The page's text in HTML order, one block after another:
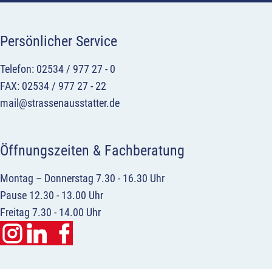
Persönlicher Service
Telefon: 02534 / 977 27 - 0
FAX: 02534 / 977 27 - 22
mail@strassenausstatter.de
Öffnungszeiten & Fachberatung
Montag – Donnerstag 7.30 - 16.30 Uhr
Pause 12.30 - 13.00 Uhr
Freitag 7.30 - 14.00 Uhr